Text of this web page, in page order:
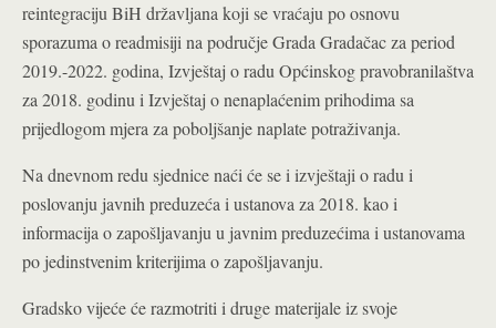
reintegraciju BiH državljana koji se vraćaju po osnovu
sporazuma o readmisiji na područje Grada Gradačac za period
2019.-2022. godina, Izvještaj o radu Općinskog pravobranilaštva
za 2018. godinu i Izvještaj o nenaplaćenim prihodima sa
prijedlogom mjera za poboljšanje naplate potraživanja.
Na dnevnom redu sjednice naći će se i izvještaji o radu i
poslovanju javnih preduzeća i ustanova za 2018. kao i
informacija o zapošljavanju u javnim preduzećima i ustanovama
po jedinstvenim kriterijima o zapošljavanju.
Gradsko vijeće će razmotriti i druge materijale iz svoje